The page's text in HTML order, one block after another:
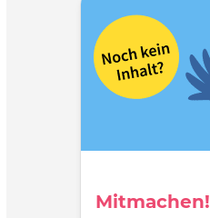
Mitmachen!